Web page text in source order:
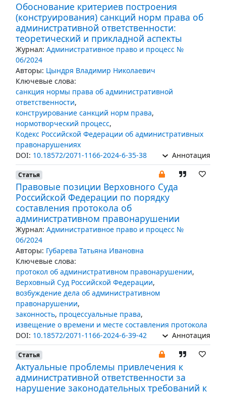
Обоснование критериев построения
(конструирования) санкций норм права об
административной ответственности:
теоретический и прикладной аспекты
Журнал: Административное право и процесс №
06/2024
Авторы: Цындря Владимир Николаевич
Ключевые слова:
санкция нормы права об административной
ответственности,
конструирование санкций норм права,
нормотворческий процесс,
Кодекс Российской Федерации об административных
правонарушениях
DOI: 10.18572/2071-1166-2024-6-35-38 Аннотация
Статья
Правовые позиции Верховного Суда
Российской Федерации по порядку
составления протокола об
административном правонарушении
Журнал: Административное право и процесс №
06/2024
Авторы: Губарева Татьяна Ивановна
Ключевые слова:
протокол об административном правонарушении,
Верховный Суд Российской Федерации,
возбуждение дела об административном
правонарушении,
законность, процессуальные права,
извещение о времени и месте составления протокола
DOI: 10.18572/2071-1166-2024-6-39-42 Аннотация
Статья
Актуальные проблемы привлечения к
административной ответственности за
нарушение законодательных требований к